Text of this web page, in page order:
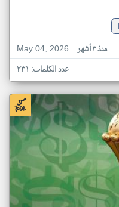
May 04, 2026
منذ ٣ أشهر
عدد الكلمات: ٢٣١